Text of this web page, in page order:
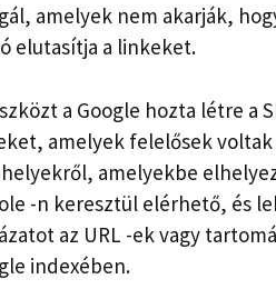
amelyek nem akarják,
elutasítja a linkeket.
a Google hozta létre a
amelyek felelősek
amelyekbe
-n keresztül elérhető, és
az URL -ek vagy
indexében.